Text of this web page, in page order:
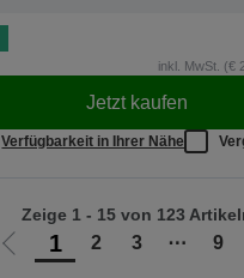
inkl. MwSt. (€
Jetzt kaufen
Verfügbarkeit in Ihrer Nähe
Zur
1 2 3 ⋯ 9
Zeige 1 - 15 von 123